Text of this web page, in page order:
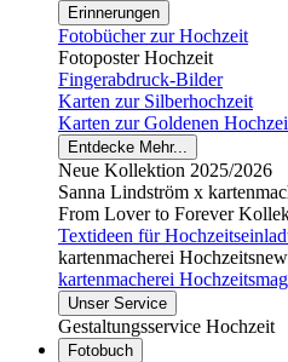
Erinnerungen
Fotobücher zur Hochzeit
Fotoposter Hochzeit
Fingerabdruck-Bilder
Karten zur Silberhochzeit
Karten zur Goldenen
Entdecke Mehr...
Neue Kollektion 2025/2026
Sanna Lindström x
From Lover to Forever
Textideen für
kartenmacherei
kartenmacherei
Unser Service
Gestaltungsservice Hochzeit
Fotobuch